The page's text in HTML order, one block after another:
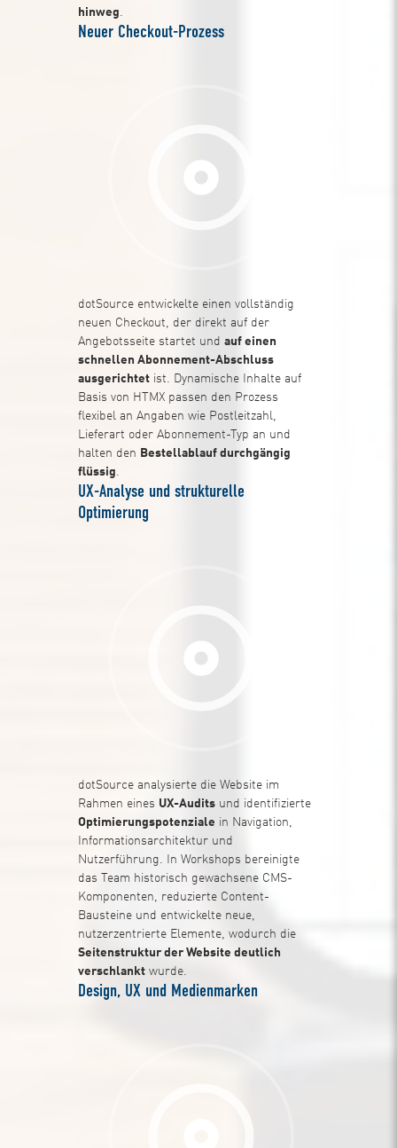
hinweg
Neuer Checkout-Prozess
dotSource entwickelte einen vollständig
neuen Checkout, der direkt auf der
Angebotsseite startet und auf einen
schnellen Abonnement-Abschluss
ausgerichtetist. Dynamische Inhalte auf
Basis von HTMX passen den Prozess
flexibel an Angaben wie Postleitzahl,
Lieferart oder Abonnement-Typ an und
halten den Bestellablauf durchgängig
flüssig
UX-Analyse und strukturelle
Optimierung
dotSource analysierte die Website im
Rahmen eines UX-Auditsund identifizierte
Optimierungspotenziale in Navigation,
Informationsarchitektur und
Nutzerführung. In Workshops bereinigte
das Team historisch gewachsene CMS-
Komponenten, reduzierte Content-
Bausteine und entwickelte neue,
nutzerzentrierte Elemente, wodurch die
Seitenstruktur der Website deutlich
verschlanktwurde.
Design, UX und Medienmarken